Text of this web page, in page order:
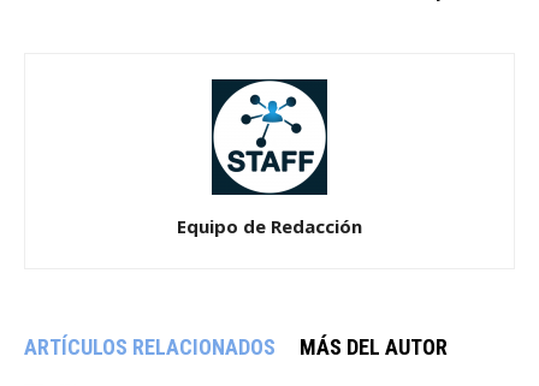
Equipo de Redacción
ARTÍCULOS RELACIONADOS MÁS DEL AUTOR